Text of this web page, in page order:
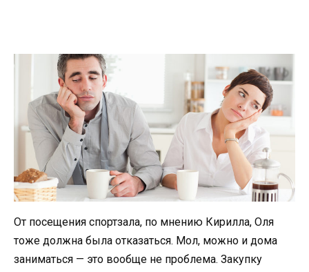
От посещения спортзала, по мнению Кирилла, Оля
тоже должна была отказаться. Мол, можно и дома
заниматься — это вообще не проблема. Закупку